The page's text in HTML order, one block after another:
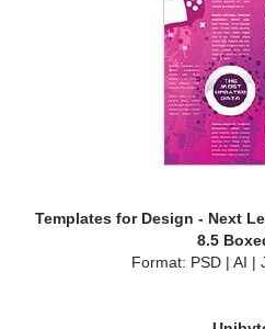
Templates for Design - Next
8.5
Format: PSD | AI |